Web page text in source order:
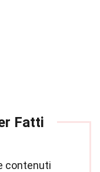
Fatti
contenuti